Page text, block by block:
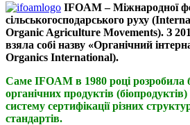
IFOAM – Міжнародної
сільськогосподарського руху
Organic Agriculture Movements). З
взяла собі назву «Органічний
Organics International).
Саме IFOAM в 1980 році розробила
органічних продуктів
систему сертифікації різних
стандартів.